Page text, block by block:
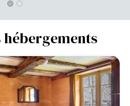
hébergements